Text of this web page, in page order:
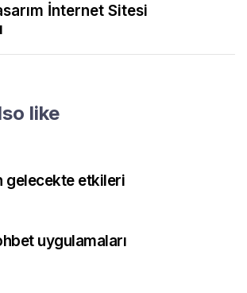
İnternet Sitesi
like
gelecekte etkileri
uygulamaları